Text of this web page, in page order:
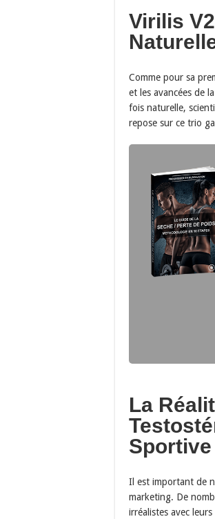
Virilis
Comme pour sa
et les avancées de
fois naturelle,
repose sur ce trio
La
Sportive
Il est important de
marketing. De
irréalistes avec